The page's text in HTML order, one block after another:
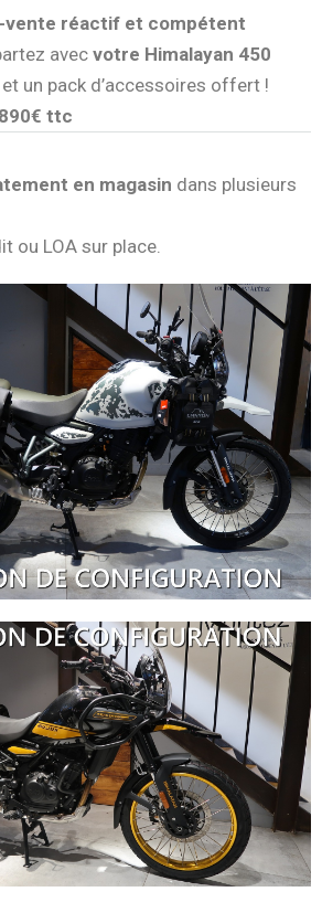
vente réactif et compétent
avec votre Himalayan 450
et un pack d’accessoires offert !
ttc
en magasin dans plusieurs
ou LOA sur place.